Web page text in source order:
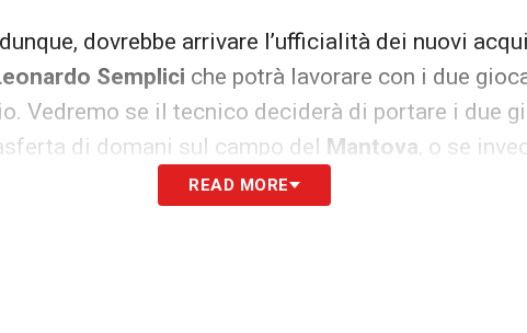
dovrebbe arrivare l’ufficialità dei nuovi
Semplici che potrà lavorare con i due
Vedremo se il tecnico deciderà di portare i due
di domani sul campo del Mantova , o se
al gruppo squadra..
READ MORE